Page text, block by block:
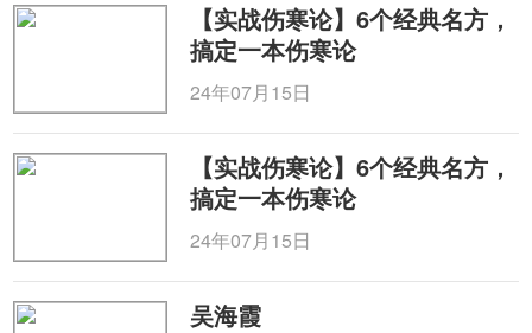
【实战伤寒论】6个经典名方，
搞定一本伤寒论
24年07月15日
【实战伤寒论】6个经典名方，
搞定一本伤寒论
24年07月15日
吴海霞